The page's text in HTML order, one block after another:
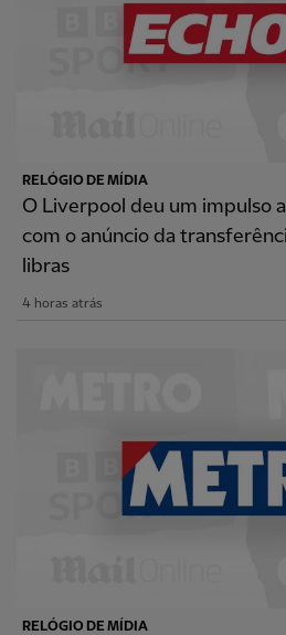
RELÓGIO DE MÍDIA
O Liverpool deu um impulso
com o anúncio da
libras
4 horas atrás
RELÓGIO DE MÍDIA